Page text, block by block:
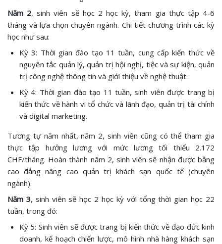
Năm 2, sinh viên sẽ học 2 học kỳ, tham gia thực tập 4-6
tháng và lựa chọn chuyên ngành. Chi tiết chương trình các kỳ
học như sau:
Kỳ 3: Thời gian đào tạo 11 tuần, cung cấp kiến thức về
nguyên tắc quản lý, quản trị hội nghị, tiệc và sự kiện, quản
trị công nghệ thông tin và giới thiệu về nghệ thuật.
Kỳ 4: Thời gian đào tạo 11 tuần, sinh viên được trang bị
kiến thức về hành vi tổ chức và lãnh đạo, quản trị tài chính
và digital marketing.
Tương tự năm nhất, năm 2, sinh viên cũng có thể tham gia
thực tập hưởng lương với mức lương tối thiểu 2.172
CHF/tháng. Hoàn thành năm 2, sinh viên sẽ nhận được bằng
cao đẳng nâng cao quản trị khách sạn quốc tế (chuyên
ngành).
Năm 3, sinh viên sẽ học 2 học kỳ với tổng thời gian học 22
tuần, trong đó:
Kỳ 5: Sinh viên sẽ được trang bị kiến thức về đạo đức kinh
doanh, kế hoạch chiến lược, mô hình nhà hàng khách sạn